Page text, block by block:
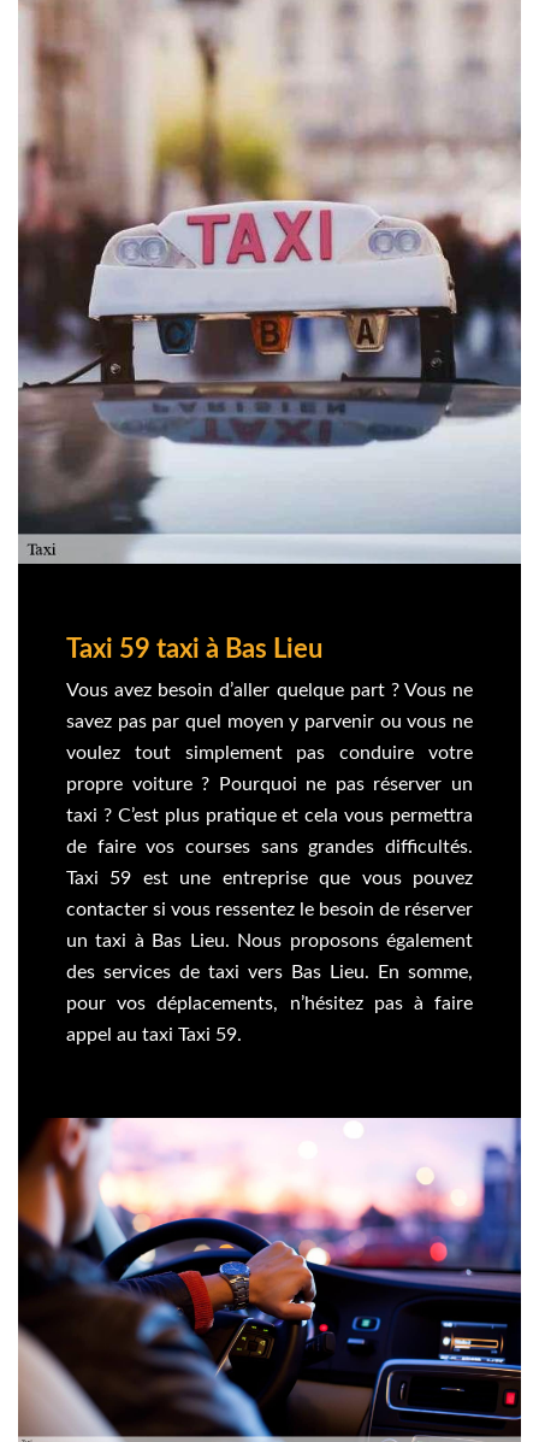
Taxi 59 taxi à Bas Lieu
Vous avez besoin d’aller quelque part ? Vous ne
savez pas par quel moyen y parvenir ou vous ne
voulez tout simplement pas conduire votre
propre voiture ? Pourquoi ne pas réserver un
taxi ? C’est plus pratique et cela vous permettra
de faire vos courses sans grandes difficultés.
Taxi 59 est une entreprise que vous pouvez
contacter si vous ressentez le besoin de réserver
un taxi à Bas Lieu. Nous proposons également
des services de taxi vers Bas Lieu. En somme,
pour vos déplacements, n’hésitez pas à faire
appel au taxi Taxi 59.